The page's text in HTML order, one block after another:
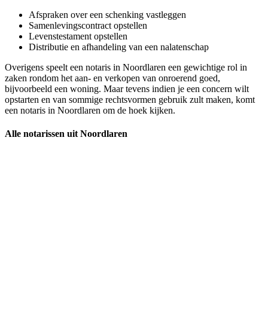
Afspraken over een schenking vastleggen
Samenlevingscontract opstellen
Levenstestament opstellen
Distributie en afhandeling van een nalatenschap
Overigens speelt een notaris in Noordlaren een gewichtige rol in
zaken rondom het aan- en verkopen van onroerend goed,
bijvoorbeeld een woning. Maar tevens indien je een concern wilt
opstarten en van sommige rechtsvormen gebruik zult maken, komt
een notaris in Noordlaren om de hoek kijken.
Alle notarissen uit Noordlaren